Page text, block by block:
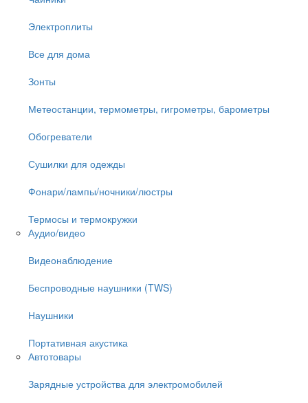
Электроплиты
Все для дома
Зонты
Метеостанции, термометры, гигрометры, барометры
Обогреватели
Сушилки для одежды
Фонари/лампы/ночники/люстры
Термосы и термокружки
Аудио/видео
Видеонаблюдение
Беспроводные наушники (TWS)
Наушники
Портативная акустика
Автотовары
Зарядные устройства для электромобилей